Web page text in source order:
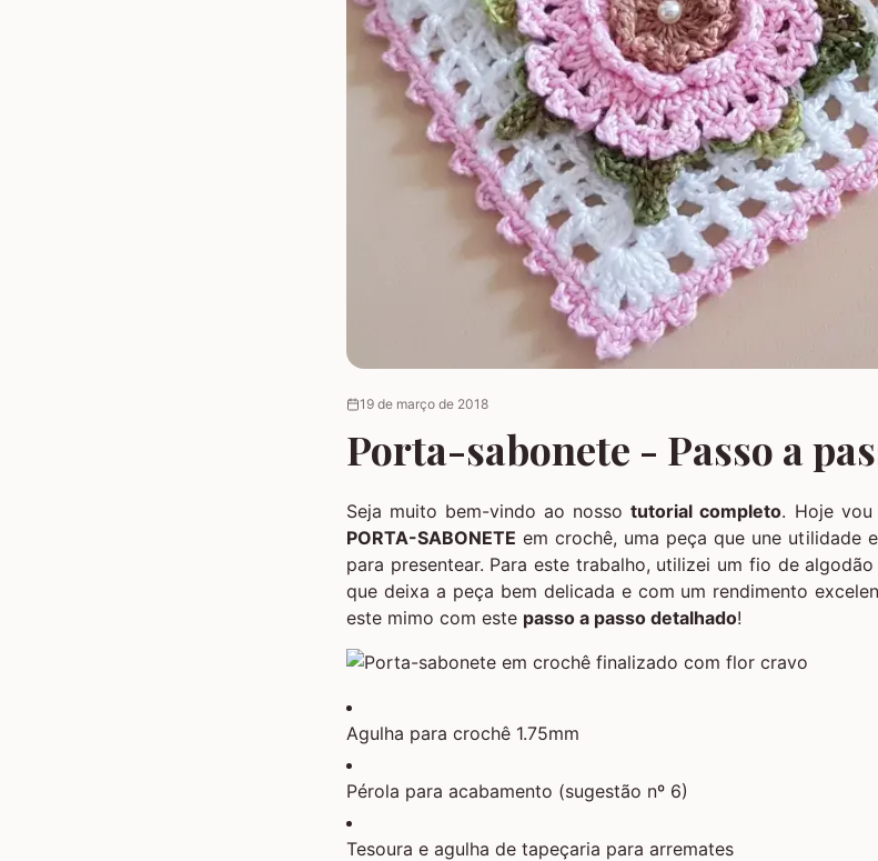
19 de março de 2018
Porta-sabonete - Passo a
Seja muito bem-vindo ao nossotutorial completo. Hoje
PORTA-SABONETE em crochê, uma peça que une utilidade
para presentear. Para este trabalho, utilizei um fio de
que deixa a peça bem delicada e com um rendimento
este mimo com este passo a passo detalhado!
Agulha para crochê 1.75mm
Pérola para acabamento (sugestão nº 6)
Tesoura e agulha de tapeçaria para arremates